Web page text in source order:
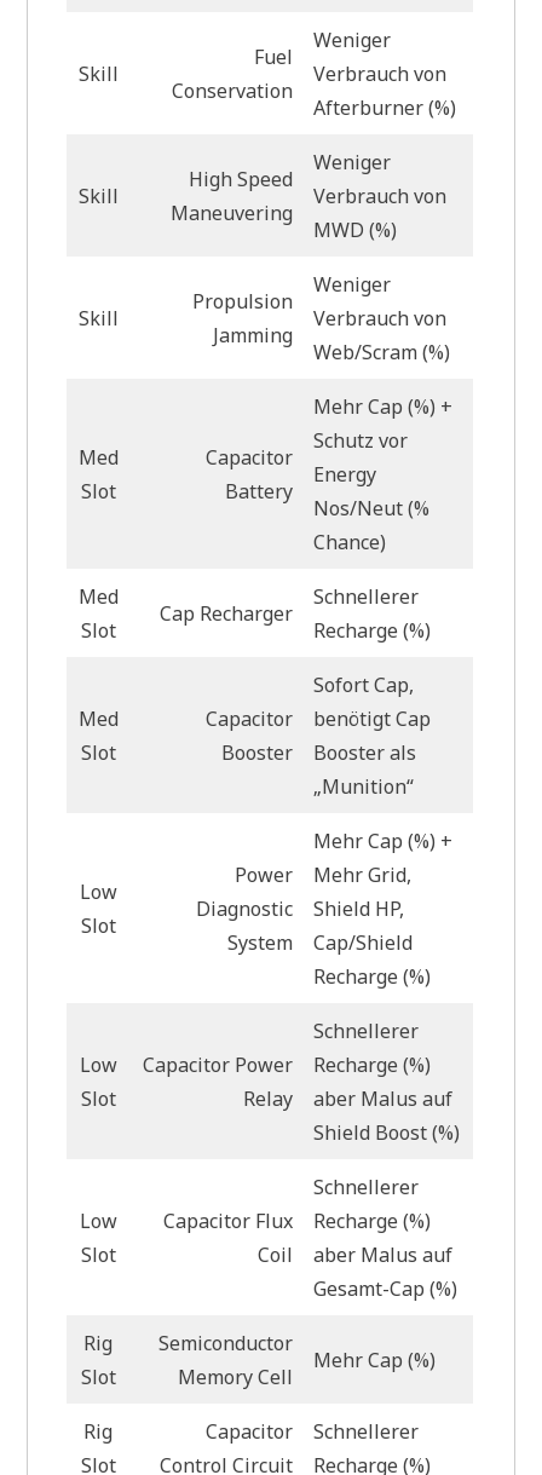
Skill
Fuel
Conservation
Weniger
Verbrauch von
Afterburner (%)
Skill
High Speed
Maneuvering
Weniger
Verbrauch von
MWD (%)
Skill
Propulsion
Jamming
Weniger
Verbrauch von
Web/Scram (%)
Med
Slot
Capacitor
Battery
Mehr Cap (%) +
Schutz vor
Energy
Nos/Neut (%
Chance)
Med
Slot
Cap Recharger
Schnellerer
Recharge (%)
Med
Slot
Capacitor
Booster
Sofort Cap,
benötigt Cap
Booster als
„Munition“
Low
Slot
Power
Diagnostic
System
Mehr Cap (%) +
Mehr Grid,
Shield HP,
Cap/Shield
Recharge (%)
Low
Slot
Capacitor Power
Relay
Schnellerer
Recharge (%)
aber Malus auf
Shield Boost (%)
Low
Slot
Capacitor Flux
Coil
Schnellerer
Recharge (%)
aber Malus auf
Gesamt-Cap (%)
Rig
Slot
Semiconductor
Memory Cell
Mehr Cap (%)
Rig
Slot
Capacitor
Control Circuit
Schnellerer
Recharge (%)